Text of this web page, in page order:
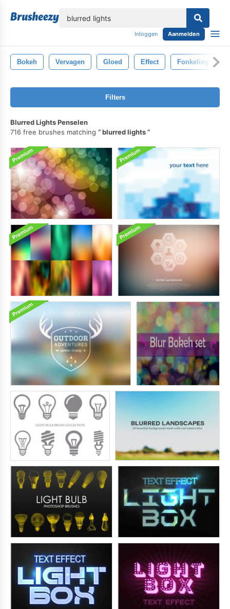
Inloggen Aanmelden
Bokeh Vervagen Gloed Effect Fonkeling
Filters
Blurred Lights Penselen
716 free brushes matching
blurred lights